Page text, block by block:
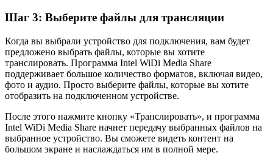
Шаг 3: Выберите файлы для трансляции
Когда вы выбрали устройство для подключения, вам будет
предложено выбрать файлы, которые вы хотите
транслировать. Программа Intel WiDi Media Share
поддерживает большое количество форматов, включая видео,
фото и аудио. Просто выберите файлы, которые вы хотите
отобразить на подключенном устройстве.
После этого нажмите кнопку «Транслировать», и программа
Intel WiDi Media Share начнет передачу выбранных файлов на
выбранное устройство. Вы сможете видеть контент на
большом экране и наслаждаться им в полной мере.